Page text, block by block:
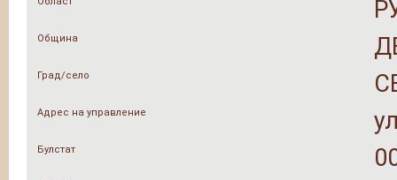
Община
Град/село
Адрес на управление
Булстат